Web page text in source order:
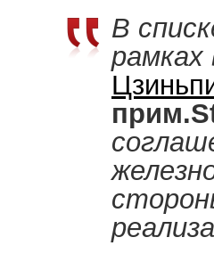
В
рамках